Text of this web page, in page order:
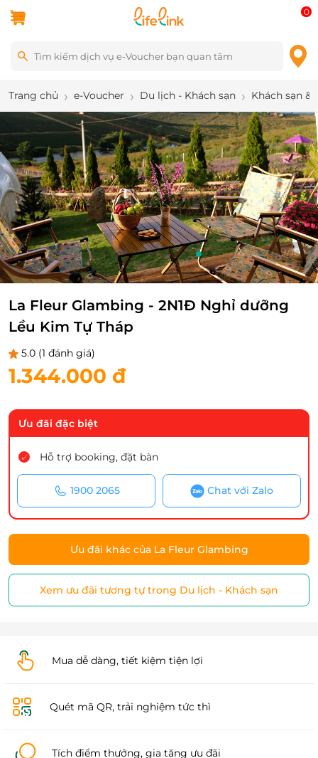
0
Trang chủ e-Voucher Du lịch - Khách sạn Khách sạn &
9/10
La Fleur Glambing - 2N1Đ Nghỉ dưỡng
Lều Kim Tự Tháp
5.0 (1 đánh giá)
1.344.000 đ
Ưu đãi đặc biệt
Hỗ trợ booking, đặt bàn
1900 2065 Chat với Zalo
Ưu đãi khác của La Fleur Glambing
Xem ưu đãi tương tự trong Du lịch - Khách sạn
Mua dễ dàng, tiết kiệm tiện lợi
Quét mã QR, trải nghiệm tức thì
Tích điểm thưởng, gia tăng ưu đãi